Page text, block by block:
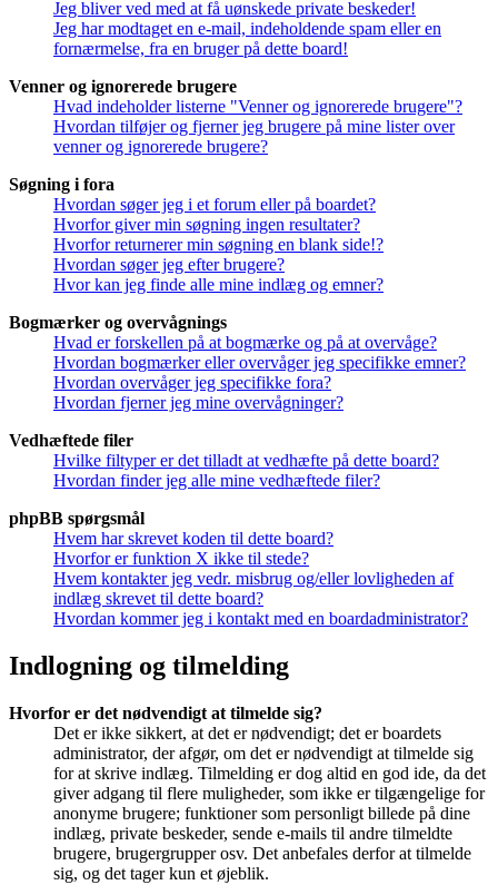
Jeg bliver ved med at få uønskede private beskeder!
Jeg har modtaget en e-mail, indeholdende spam eller en
fornærmelse, fra en bruger på dette board!
Venner og ignorerede brugere
Hvad indeholder listerne "Venner og ignorerede brugere"?
Hvordan tilføjer og fjerner jeg brugere på mine lister over
venner og ignorerede brugere?
Søgning i fora
Hvordan søger jeg i et forum eller på boardet?
Hvorfor giver min søgning ingen resultater?
Hvorfor returnerer min søgning en blank side!?
Hvordan søger jeg efter brugere?
Hvor kan jeg finde alle mine indlæg og emner?
Bogmærker og overvågnings
Hvad er forskellen på at bogmærke og på at overvåge?
Hvordan bogmærker eller overvåger jeg specifikke emner?
Hvordan overvåger jeg specifikke fora?
Hvordan fjerner jeg mine overvågninger?
Vedhæftede filer
Hvilke filtyper er det tilladt at vedhæfte på dette board?
Hvordan finder jeg alle mine vedhæftede filer?
phpBB spørgsmål
Hvem har skrevet koden til dette board?
Hvorfor er funktion X ikke til stede?
Hvem kontakter jeg vedr. misbrug og/eller lovligheden af
indlæg skrevet til dette board?
Hvordan kommer jeg i kontakt med en boardadministrator?
Indlogning og tilmelding
Hvorfor er det nødvendigt at tilmelde sig?
Det er ikke sikkert, at det er nødvendigt; det er boardets
administrator, der afgør, om det er nødvendigt at tilmelde sig
for at skrive indlæg. Tilmelding er dog altid en god ide, da det
giver adgang til flere muligheder, som ikke er tilgængelige for
anonyme brugere; funktioner som personligt billede på dine
indlæg, private beskeder, sende e-mails til andre tilmeldte
brugere, brugergrupper osv. Det anbefales derfor at tilmelde
sig, og det tager kun et øjeblik.